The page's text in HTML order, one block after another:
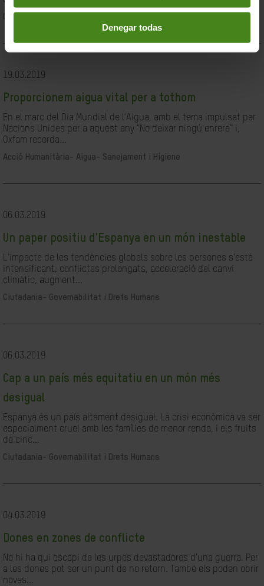
Denegar todas
Ciutadania- Governabilitat i Drets Humans
19.03.2019
Proporcionem aigua vital per a tothom
En el marc del Dia Mundial de l'Aigua, amb el tema impulsat per
Nacions Unides per a aquest any "No deixar ningú enrere" i,
Oxfam recorda...
Acció Humanitària- Aigua- Sanejament i Higiene
06.03.2019
Un paper positiu d'Espanya en un món inestable
L'impacte de les tendències globals sobre les persones s'està
intensificant: conflictes prolongats, acceleració del canvi
climàtic, augment...
Ciutadania- Governabilitat i Drets Humans
06.03.2019
Cap a un país més equitatiu en un món més
desigual
Espanya és un país altament desigual. La crisi econòmica va ser
especialment cruel amb les famílies de menor renda, i els fruits
de cinc...
Ciutadania- Governabilitat i Drets Humans
04.03.2019
Dones en zones de conflicte
No hi ha qui escapi de les urpes devastadores d'una guerra. Per
a les dones pot ser un punt de no retorn. També els poden obrir
noves...